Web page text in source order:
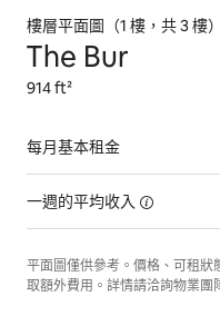
樓層平面圖（1 樓，共 3 樓）
The Bur
914 ft²
每月基本租金
一週的平均收入
平面圖僅供參考。價格、可租
取額外費用。詳情請洽詢物業團